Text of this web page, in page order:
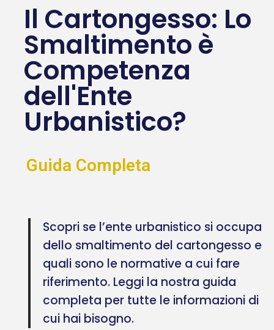
Il Cartongesso: Lo
Smaltimento è
Competenza
dell'Ente
Urbanistico?
Guida Completa
Scopri se l’ente urbanistico si occupa
dello smaltimento del cartongesso e
quali sono le normative a cui fare
riferimento. Leggi la nostra guida
completa per tutte le informazioni di
cui hai bisogno.